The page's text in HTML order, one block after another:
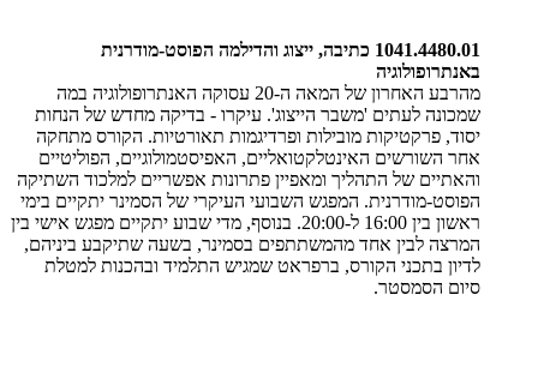
1041.4480.01 כתיבה, ייצוג והדילמה הפוסט-מודרנית
באנתרופולוגיה
מהרבע האחרון של המאה ה-20 עסוקה האנתרופולוגיה במה
שמכונה לעתים 'משבר הייצוג'. עיקרו - בדיקה מחדש של הנחות
יסוד, פרקטיקות מובילות ופרדיגמות תאורטיות. הקורס מתחקה
אחר השורשים האינטלקטואליים, האפיסטמולוגיים, הפוליטיים
והאתיים של התהליך ומאפיין פתרונות אפשריים למלכוד השתיקה
הפוסט-מודרנית. המפגש השבועי העיקרי של הסמינר יתקיים בימי
ראשון בין 16:00 ל-20:00. בנוסף, מדי שבוע יתקיים מפגש אישי בין
המרצה לבין אחד מהמשתתפים בסמינר, בשעה שתיקבע ביניהם,
לדיון בתכני הקורס, ברפראט שמגיש התלמיד ובהכנות למטלת
סיום הסמסטר.